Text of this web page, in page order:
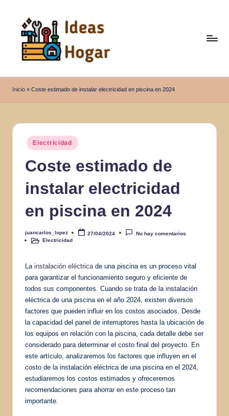
contenido
d
e
a
Inicio » Coste estimado de instalar electricidad en piscina en 2024
Publicado
en
Electricidad
Coste estimado de
instalar electricidad
en piscina en 2024
Publicado
por
juancarlos_lopez 27/04/2024
No hay comentarios
PublicadoElectricidad
La instalación eléctrica de una piscina es un proceso vital
para garantizar el funcionamiento seguro y eficiente de
todos sus componentes. Cuando se trata de la instalación
eléctrica de una piscina en el año 2024, existen diversos
factores que pueden influir en los costos asociados. Desde
la capacidad del panel de interruptores hasta la ubicación de
los equipos en relación con la piscina, cada detalle debe ser
considerado para determinar el costo final del proyecto. En
este artículo, analizaremos los factores que influyen en el
costo de la instalación eléctrica de una piscina en el 2024,
estudiaremos los costos estimados y ofreceremos
recomendaciones para ahorrar en este proceso tan
importante.